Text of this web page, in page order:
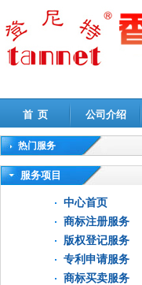
首 页 公司介绍
热门服务
高新技术企业认定审计|企业
服务项目
中心首页
商标注册服务
版权登记服务
专利申请服务
商标买卖服务